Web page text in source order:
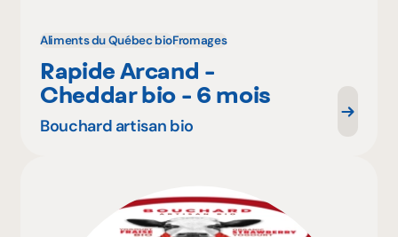
Aliments du Québec bioFromages
Rapide Arcand -
Cheddar bio - 6 mois
Bouchard artisan bio